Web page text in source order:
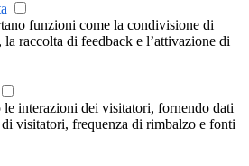
funzioni come la condivisione di
raccolta di feedback e l’attivazione di
interazioni dei visitatori, fornendo dati
visitatori, frequenza di rimbalzo e fonti